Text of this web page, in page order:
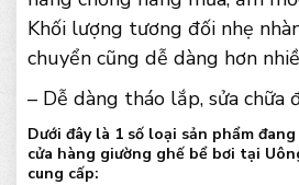
Khối lượng tương đối nhẹ
chuyển cũng dễ dàng hơn
– Dễ dàng tháo lắp, sửa chữa
Dưới đây là 1 số loại sản phẩm
cửa hàng giường ghế bể bơi tại
cung cấp: